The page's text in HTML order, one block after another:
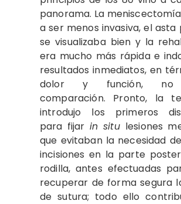
panorama. La
a ser menos invasiva, el
se visualizaba bien y la
era mucho más rápida e
resultados inmediatos, en
dolor y función, no
comparación. Pronto, la
introdujo los primeros
para fijar in situ lesiones
que evitaban la necesidad
incisiones en la parte
rodilla, antes efectuadas
recuperar de forma segura
de sutura; todo ello